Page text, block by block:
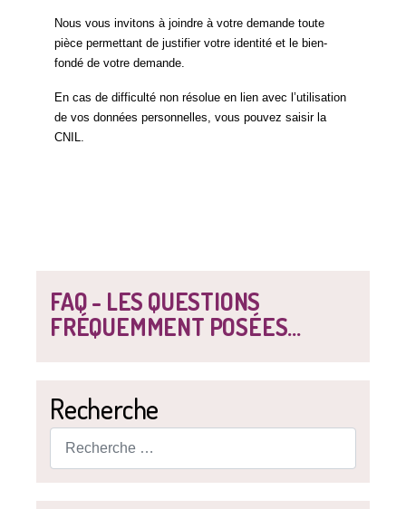
FAQ - LES QUESTIONS
FRÉQUEMMENT POSÉES...
Recherche
Nous vous invitons à joindre à votre demande toute
pièce permettant de justifier votre identité et le bien-
fondé de votre demande.
En cas de difficulté non résolue en lien avec l’utilisation
de vos données personnelles, vous pouvez saisir la
CNIL.